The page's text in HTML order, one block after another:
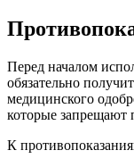
Перед началом
обязательно
медицинского
которые запрещают
К